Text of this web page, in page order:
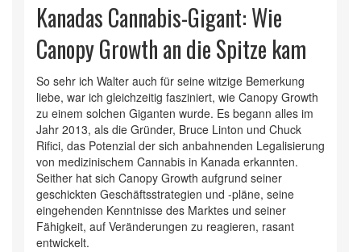
Kanadas Cannabis-Gigant: Wie
Canopy Growth an die Spitze kam
So sehr ich Walter auch für seine witzige Bemerkung
liebe, war ich gleichzeitig fasziniert, wie Canopy Growth
zu einem solchen Giganten wurde. Es begann alles im
Jahr 2013, als die Gründer, Bruce Linton und Chuck
Rifici, das Potenzial der sich anbahnenden Legalisierung
von medizinischem Cannabis in Kanada erkannten.
Seither hat sich Canopy Growth aufgrund seiner
geschickten Geschäftsstrategien und -pläne, seine
eingehenden Kenntnisse des Marktes und seiner
Fähigkeit, auf Veränderungen zu reagieren, rasant
entwickelt.